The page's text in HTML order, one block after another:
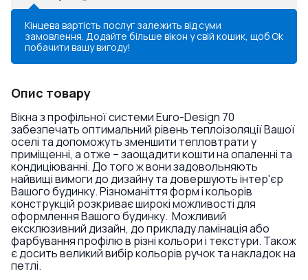
Кінцева вартість послуг залежить від суми
замовлення. Додайте більше вікон у свій кошик, щоб
побачити вашу вигоду!
Ok
Опис товару
Вікна з профільної системи Euro-Design 70
забезпечать оптимальний рівень теплоізоляції Вашої
оселі та допоможуть зменшити тепловтрати у
приміщенні, а отже – заощадити кошти на опаленні та
кондиціюванні. До того ж вони задовольняють
найвищі вимоги до дизайну та довершують інтер'єр
Вашого будинку. Різноманіття форм і кольорів
конструкцій розкриває широкі можливості для
оформлення Вашого будинку. Можливий
ексклюзивний дизайн, до прикладу ламінація або
фарбування профілю в різні кольори і текстури. Також
є досить великий вибір кольорів ручок та накладок на
петлі.